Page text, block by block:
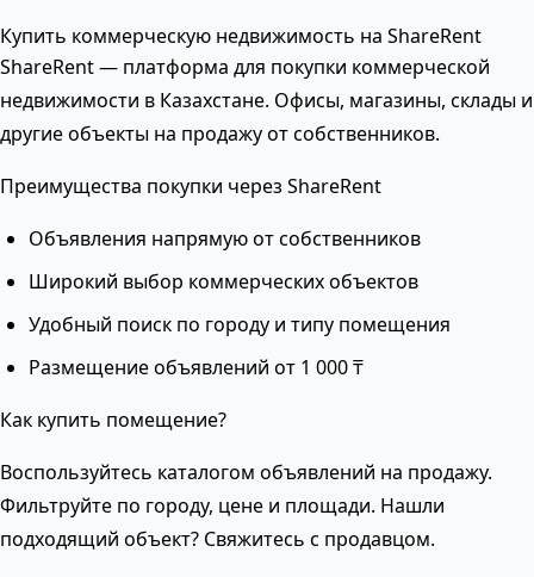
Купить коммерческую недвижимость на ShareRent
ShareRent — платформа для покупки коммерческой
недвижимости в Казахстане. Офисы, магазины, склады и
другие объекты на продажу от собственников.
Преимущества покупки через ShareRent
Объявления напрямую от собственников
Широкий выбор коммерческих объектов
Удобный поиск по городу и типу помещения
Размещение объявлений от 1 000 ₸
Как купить помещение?
Воспользуйтесь каталогом объявлений на продажу.
Фильтруйте по городу, цене и площади. Нашли
подходящий объект? Свяжитесь с продавцом.